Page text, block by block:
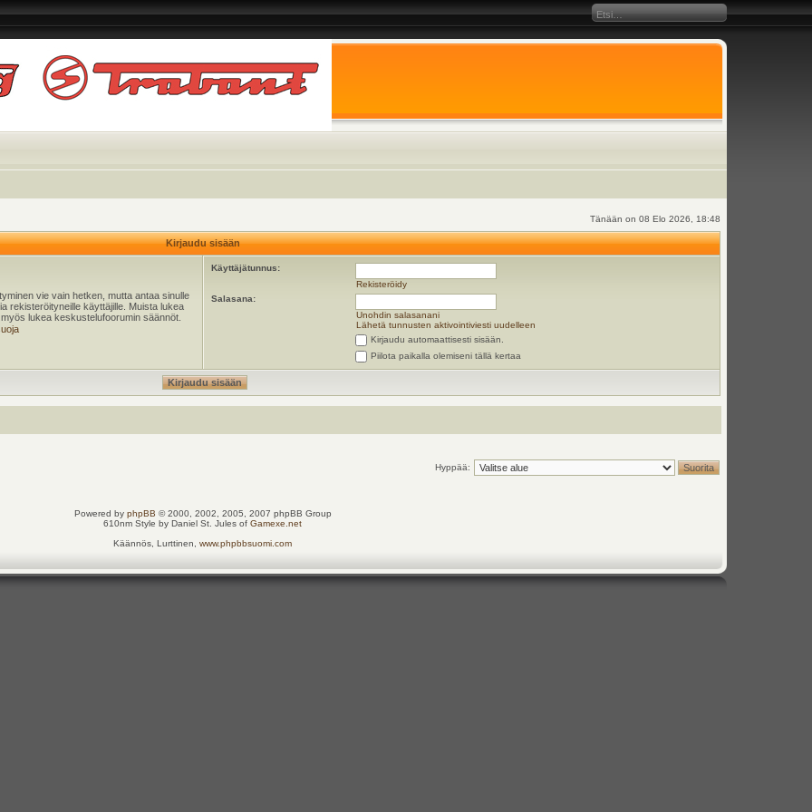
Tänään on 08 Elo 2026, 18:48
Kirjaudu sisään
vie vain hetken, mutta antaa sinulle
rekisteröityneille käyttäjille. Muista lukea
lukea keskustelufoorumin säännöt.
Käyttäjätunnus:
Rekisteröidy
Salasana:
Unohdin salasanani
Lähetä tunnusten aktivointiviesti uudelleen
Kirjaudu automaattisesti sisään.
Piilota paikalla olemiseni tällä kertaa
Hyppää:
Powered by phpBB © 2000, 2002, 2005, 2007 phpBB Group
610nm Style by Daniel St. Jules ofGamexe.net
Käännös, Lurttinen,www.phpbbsuomi.com